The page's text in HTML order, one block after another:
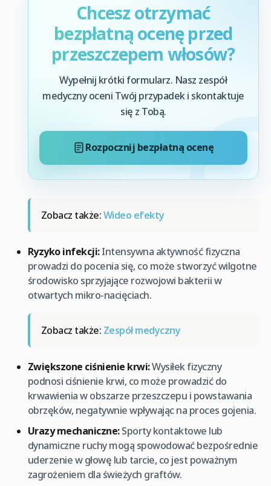
Chcesz otrzymać
bezpłatną ocenę przed
przeszczepem włosów?
Wypełnij krótki formularz. Nasz zespół
medyczny oceni Twój przypadek i skontaktuje
się z Tobą.
Rozpocznij bezpłatną ocenę
Zobacz także:Wideo efekty
Ryzyko infekcji:Intensywna aktywność fizyczna
prowadzi do pocenia się, co może stworzyć wilgotne
środowisko sprzyjające rozwojowi bakterii w
otwartych mikro-nacięciach.
Zobacz także: Zespół medyczny
Zwiększone ciśnienie krwi:Wysiłek fizyczny
podnosi ciśnienie krwi, co może prowadzić do
krwawienia w obszarze przeszczepu i powstawania
obrzęków, negatywnie wpływając na proces gojenia.
Urazy mechaniczne:Sporty kontaktowe lub
dynamiczne ruchy mogą spowodować bezpośrednie
uderzenie w głowę lub tarcie, co jest poważnym
zagrożeniem dla świeżych graftów.